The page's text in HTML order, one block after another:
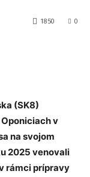
0
1850
(SK8)
v
na svojom
2025 venovali
rámci prípravy